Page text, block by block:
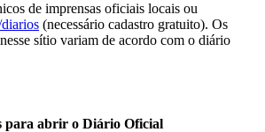
de imprensas oficiais locais ou
(necessário cadastro gratuito). Os
sítio variam de acordo com o diário
para abrir o Diário Oficial